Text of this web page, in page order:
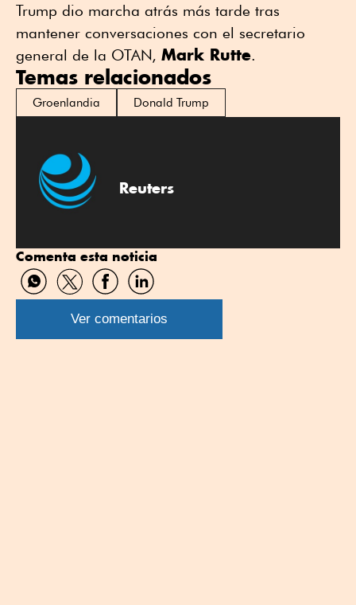
Trump dio marcha atrás más tarde tras
mantener conversaciones con el secretario
general de la OTAN, Mark Rutte.
Temas relacionados
Groenlandia Donald Trump
Reuters
Comenta esta noticia
Compartir
por
WhatsApp
Compartir
por
Twitter
Compartir
por
Facebook
Compartir
por
Linkedin
Ver comentarios